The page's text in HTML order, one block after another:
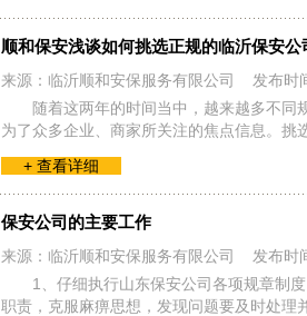
顺和保安浅谈如何挑选正规的临沂保安公
来源：临沂顺和安保服务有限公司 发布时
随着这两年的时间当中，越来越多不
为了众多企业、商家所关注的焦点信息。挑
+ 查看详细
保安公司的主要工作
来源：临沂顺和安保服务有限公司 发布时
1、仔细执行山东保安公司各项规章制
职责，克服麻痹思想，发现问题要及时处理